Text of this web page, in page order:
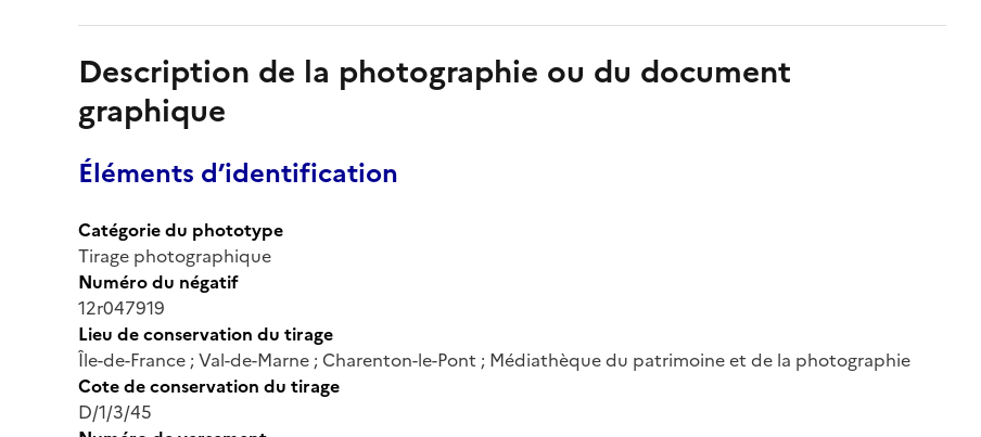
Description de la photographie ou du document
graphique
Éléments d’identification
Catégorie du phototype
Tirage photographique
Numéro du négatif
12r047919
Lieu de conservation du tirage
Île-de-France ; Val-de-Marne ; Charenton-le-Pont ; Médiathèque du patrimoine et de la photographie
Cote de conservation du tirage
D/1/3/45